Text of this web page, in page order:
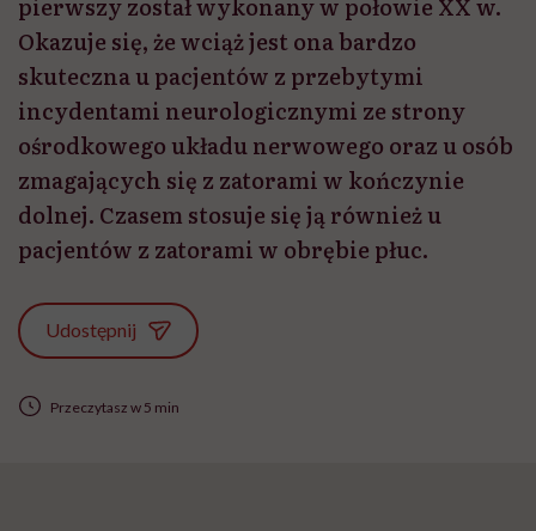
pierwszy został wykonany w połowie XX w.
Okazuje się, że wciąż jest ona bardzo
skuteczna u pacjentów z przebytymi
incydentami neurologicznymi ze strony
ośrodkowego układu nerwowego oraz u osób
zmagających się z zatorami w kończynie
dolnej. Czasem stosuje się ją również u
pacjentów z zatorami w obrębie płuc.
Udostępnij
Przeczytasz w 5 min